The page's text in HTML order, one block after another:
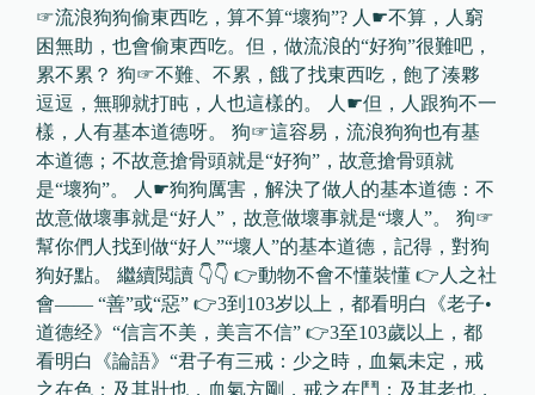
☞流浪狗狗偷東西吃，算不算“壞狗”? 人☛不算，人窮
困無助，也會偷東西吃。但，做流浪的“好狗”很難吧，
累不累？ 狗☞不難、不累，餓了找東西吃，飽了湊夥
逗逗，無聊就打盹，人也這樣的。 人☛但，人跟狗不一
樣，人有基本道德呀。 狗☞這容易，流浪狗狗也有基
本道德；不故意搶骨頭就是“好狗”，故意搶骨頭就
是“壞狗”。 人☛狗狗厲害，解決了做人的基本道德：不
故意做壞事就是“好人”，故意做壞事就是“壞人”。 狗☞
幫你們人找到做“好人”“壞人”的基本道德，記得，對狗
狗好點。 繼續閲讀 👇👇 👉動物不會不懂裝懂 👉人之社
會—— “善”或“惡” 👉3到103岁以上，都看明白《老子•
道德经》“信言不美，美言不信” 👉3至103歲以上，都
看明白《論語》“君子有三戒：少之時，血氣未定，戒
之在色；及其壯也，血氣方剛，戒之在鬥；及其老也，